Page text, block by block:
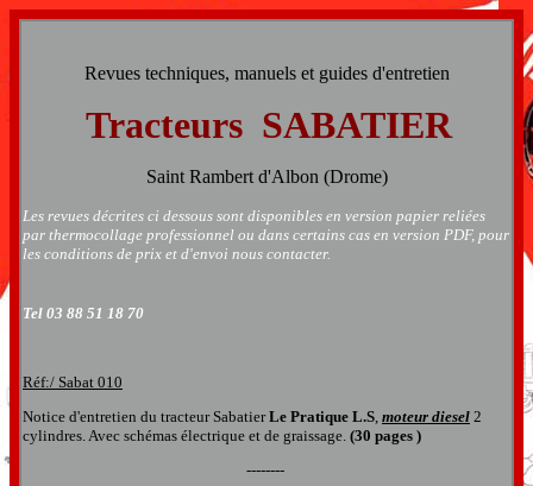
Revues techniques, manuels et guides d'entretien
Tracteurs SABATIER
Saint Rambert d'Albon (Drome)
Les revues décrites ci dessous sont disponibles en version papier reliées
par thermocollage professionnel ou dans certains cas en version PDF, pour
les conditions de prix et d'envoi nous contacter.
Tel 03 88 51 18 70
Réf:/ Sabat 010
Notice d'entretien du tracteur SabatierLe Pratique L.S, moteur diesel 2
cylindres. Avec schémas électrique et de graissage. (30 pages )
--------